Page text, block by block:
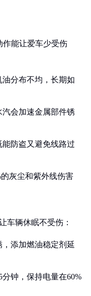
作能让爱车少受伤
分布不均，长期如
汽会加速金属部件锈
能防盗又避免线路过
的灰尘和紫外线伤害
车辆休眠不受伤：
，添加燃油稳定剂延
分钟，保持电量在60%